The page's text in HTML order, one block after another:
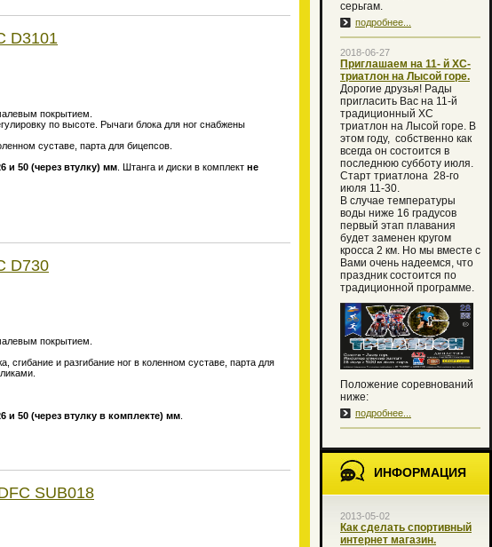
серьгам.
подробнее...
2018-06-27
Приглашаем на 11- й XC-
триатлон на Лысой горе.
Дорогие друзья! Рады
пригласить Вас на 11-й
традиционный XC
триатлон на Лысой горе. В
этом году, собственно как
всегда он состоится в
последнюю субботу июля.
Старт триатлона 28-го
июля 11-30.
В случае температуры
воды ниже 16 градусов
первый этап плавания
будет заменен кругом
кросса 2 км. Но мы вместе с
Вами очень надеемся, что
праздник состоится по
традиционной программе.
Положение соревнований
ниже:
подробнее...
ИНФОРМАЦИЯ
2013-05-02
Как сделать спортивный
интернет магазин.
D3101
покрытием.
по высоте. Рычаги блока для ног снабжены
суставе, парта для бицепсов.
и 50 (через втулку) мм . Штанга и диски в комплект не
D730
покрытием.
и разгибание ног в коленном суставе, парта для
и 50 (через втулку в комплекте) мм
SUB018